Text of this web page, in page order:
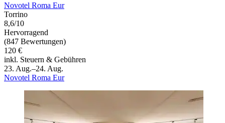
Novotel Roma Eur
Torrino
8,6/10
Hervorragend
(847 Bewertungen)
120 €
inkl. Steuern & Gebühren
23. Aug.–24. Aug.
Novotel Roma Eur